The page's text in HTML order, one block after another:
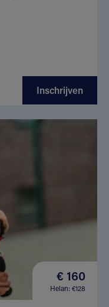
Inschrijven
€ 160
Helan: €128